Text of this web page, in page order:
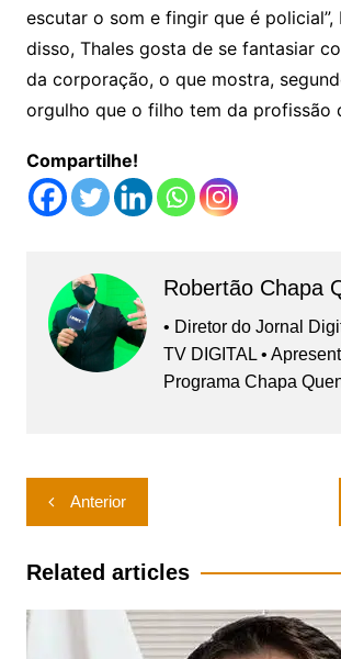
escutar o som e fingir que é policial”,
disso, Thales gosta de se fantasiar
da corporação, o que mostra,
orgulho que o filho tem da profissão
Compartilhe!
Robertão Chapa
• Diretor do Jornal
TV DIGITAL •
Programa Chapa
Navegação
de
Post
Anterior
Related articles